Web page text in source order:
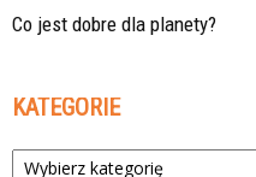
Co jest dobre dla planety?
KATEGORIE
Kategorie